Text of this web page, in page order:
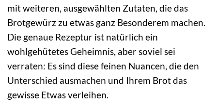
mit weiteren, ausgewählten Zutaten, die das
Brotgewürz zu etwas ganz Besonderem machen.
Die genaue Rezeptur ist natürlich ein
wohlgehütetes Geheimnis, aber soviel sei
verraten: Es sind diese feinen Nuancen, die den
Unterschied ausmachen und Ihrem Brot das
gewisse Etwas verleihen.